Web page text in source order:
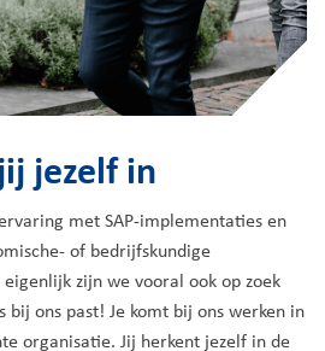
jezelf in
met SAP-implementaties en
of bedrijfskundige
zijn we vooral ook op zoek
bij ons past! Je komt bij ons werken in
organisatie. Jij herkent jezelf in de